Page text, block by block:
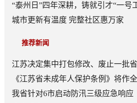
“泰州日”四年深耕，铸就引才“一号
城市更新有温度 完整社区惠万家
推荐新闻
江苏决定集中打包修改、废止一批
《江苏省未成年人保护条例》将作
我省针对6市启动防汛三级应急响应